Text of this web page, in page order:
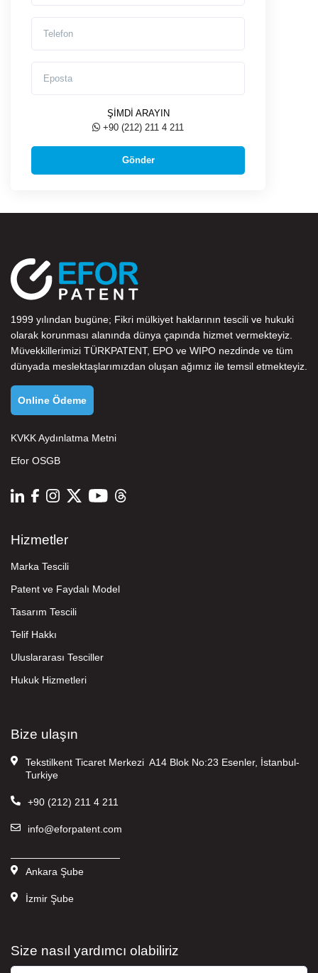
ŞİMDİ ARAYIN
+90 (212) 211 4 211
1999 yılından bugüne; Fikri mülkiyet haklarının tescili ve hukuki
olarak korunması alanında dünya çapında hizmet vermekteyiz.
Müvekkillerimizi TÜRKPATENT, EPO ve WIPO nezdinde ve tüm
dünyada meslektaşlarımızdan oluşan ağımız ile temsil etmekteyiz.
Online Ödeme
KVKK Aydınlatma Metni
Efor OSGB
Hizmetler
Marka Tescili
Patent ve Faydalı Model
Tasarım Tescili
Telif Hakkı
Uluslararası Tesciller
Hukuk Hizmetleri
Bize ulaşın
Tekstilkent Ticaret Merkezi A14 Blok No:23 Esenler, İstanbul-
Turkiye
+90 (212) 211 4 211
info@eforpatent.com
———————————
Ankara Şube
İzmir Şube
Size nasıl yardımcı olabiliriz